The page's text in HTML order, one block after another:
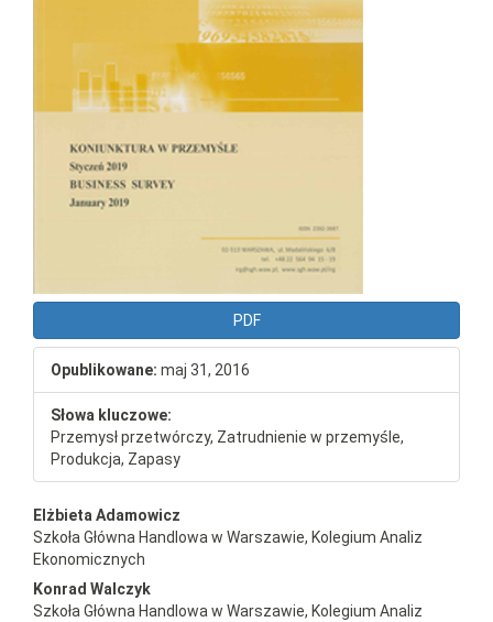
PDF
Opublikowane: maj 31, 2016
Słowa kluczowe:
Przemysł przetwórczy, Zatrudnienie w przemyśle,
Produkcja, Zapasy
Elżbieta Adamowicz
Szkoła Główna Handlowa w Warszawie, Kolegium Analiz
Ekonomicznych
Konrad Walczyk
Szkoła Główna Handlowa w Warszawie, Kolegium Analiz